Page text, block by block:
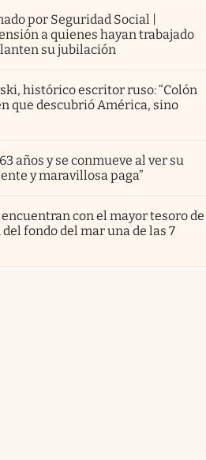
por Seguridad Social |
a quienes hayan trabajado
su jubilación
histórico escritor ruso: “Colón
que descubrió América, sino
años y se conmueve al ver su
y maravillosa paga”
con el mayor tesoro de
fondo del mar una de las 7